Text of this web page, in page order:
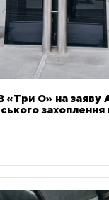
«Три О» на
захоплення